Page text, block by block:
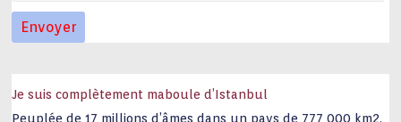
Je suis complètement maboule d’Istanbul
Peuplée de 17 millions d’âmes dans un pays de 777 000 km2,